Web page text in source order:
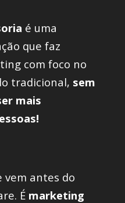
é uma
que faz
com foco no
tradicional, sem
mais
vem antes do
É marketing